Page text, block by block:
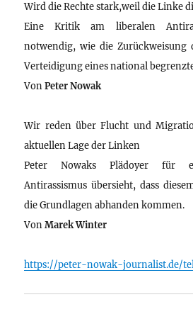
Wird die Rechte stark,weil die Linke
Eine Kritik am liberalen
notwendig, wie die Zurückweisung
Verteidigung eines national
VonPeter Nowak
Wir reden über Flucht und
aktuellen Lage der Linken
Peter Nowaks Plädoyer für
Antirassismus übersieht, dass
die Grundlagen abhanden kommen.
VonMarek Winter
https://peter-nowak-journalist.de/